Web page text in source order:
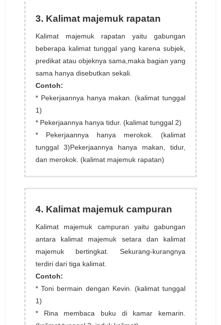
3. Kalimat majemuk rapatan
Kalimat majemuk rapatan yaitu gabungan
beberapa kalimat tunggal yang karena subjek,
predikat atau objeknya sama,maka bagian yang
sama hanya disebutkan sekali.
Contoh:
* Pekerjaannya hanya makan. (kalimat tunggal
1)
* Pekerjaannya hanya tidur. (kalimat tunggal 2)
* Pekerjaannya hanya merokok. (kalimat
tunggal 3)Pekerjaannya hanya makan, tidur,
dan merokok. (kalimat majemuk rapatan)
4. Kalimat majemuk campuran
Kalimat majemuk campuran yaitu gabungan
antara kalimat majemuk setara dan kalimat
majemuk bertingkat. Sekurang-kurangnya
terdiri dari tiga kalimat.
Contoh:
* Toni bermain dengan Kevin. (kalimat tunggal
1)
* Rina membaca buku di kamar kemarin.